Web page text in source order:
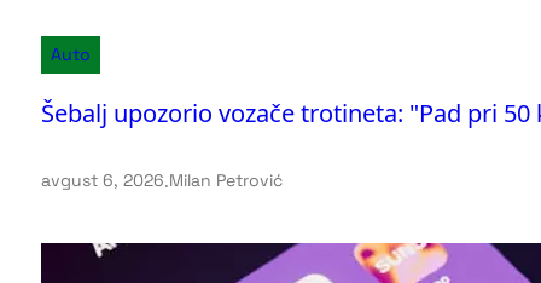
Auto
Šebalj upozorio vozače trotineta: "Pad pri
avgust 6, 2026.Milan Petrović